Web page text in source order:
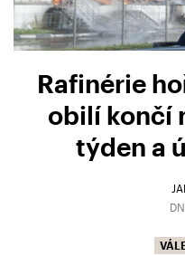
Rafinérie
obilí končí
týden a